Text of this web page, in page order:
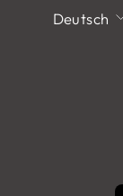
Sprache
Deutsch